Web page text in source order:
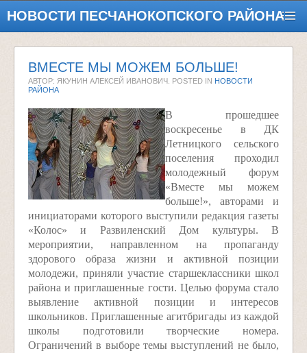
НОВОСТИ ПЕСЧАНОКОПСКОГО РАЙОНА
ВМЕСТЕ МЫ МОЖЕМ БОЛЬШЕ!
АВТОР: ЯКУНИН АЛЕКСЕЙ ИВАНОВИЧ. POSTED IN НОВОСТИ
РАЙОНА
В прошедшее
воскресенье в ДК
Летницкого сельского
поселения проходил
молодежный форум
«Вместе мы можем
больше!», авторами и
инициаторами которого выступили редакция газеты
«Колос» и Развиленский Дом культуры. В
мероприятии, направленном на пропаганду
здорового образа жизни и активной позиции
молодежи, приняли участие старшеклассники школ
района и приглашенные гости. Целью форума стало
выявление активной позиции и интересов
школьников. Приглашенные агитбригады из каждой
школы подготовили творческие номера.
Ограничений в выборе темы выступлений не было,